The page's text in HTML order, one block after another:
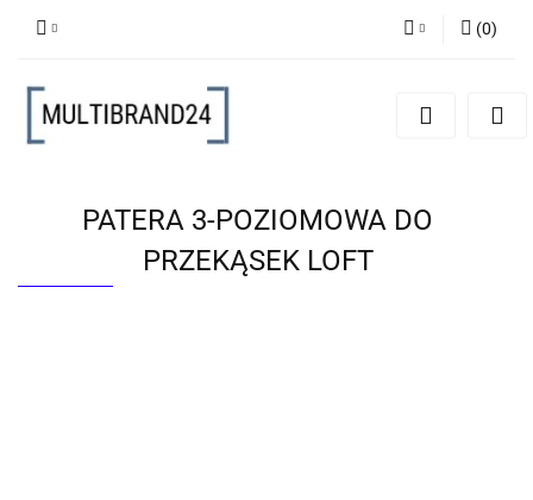
Zarejestruj się
(0)
PATERA 3-POZIOMOWA DO
PRZEKĄSEK LOFT